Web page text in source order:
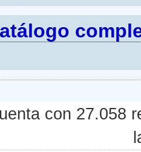
con 27.058